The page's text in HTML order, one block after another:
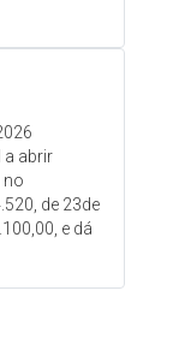
a abrir
no
de 23de
e dá